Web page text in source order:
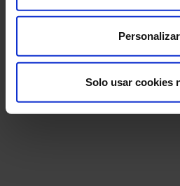
Personalizar
Solo usar cookies
Consulta i demana cita amb els
Pedir cita